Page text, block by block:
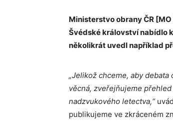
Ministerstvo obrany ČR
Švédské království nabídlo
několikrát uvedl například
„Jelikož chceme, aby
věcná, zveřejňujeme
nadzvukového letectva,“
publikujeme ve zkráceném